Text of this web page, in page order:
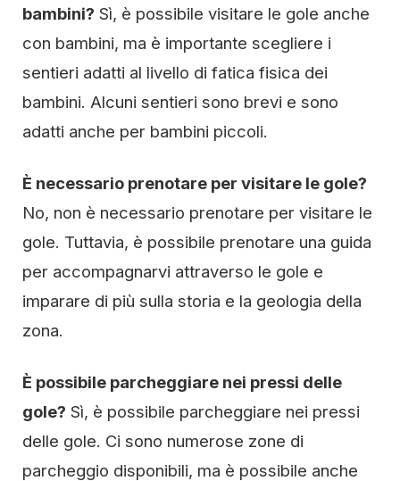
bambini? Sì, è possibile visitare le gole anche
con bambini, ma è importante scegliere i
sentieri adatti al livello di fatica fisica dei
bambini. Alcuni sentieri sono brevi e sono
adatti anche per bambini piccoli.
È necessario prenotare per visitare le gole?
No, non è necessario prenotare per visitare le
gole. Tuttavia, è possibile prenotare una guida
per accompagnarvi attraverso le gole e
imparare di più sulla storia e la geologia della
zona.
È possibile parcheggiare nei pressi delle
gole? Sì, è possibile parcheggiare nei pressi
delle gole. Ci sono numerose zone di
parcheggio disponibili, ma è possibile anche